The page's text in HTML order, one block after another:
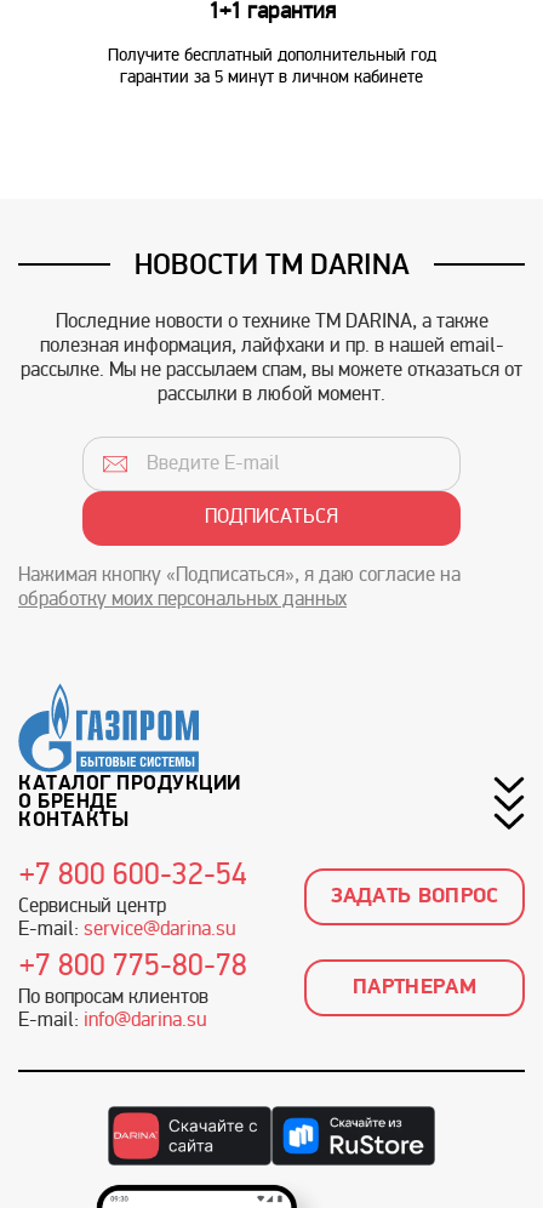
1+1 гарантия
Получите бесплатный дополнительный год
гарантии за 5 минут в личном кабинете
НОВОСТИ TM DARINA
Последние новости о технике TM DARINA, а также
полезная информация, лайфхаки и пр. в нашей email-
рассылке. Мы не рассылаем спам, вы можете отказаться от
рассылки в любой момент.
Нажимая кнопку «Подписаться», я даю согласие на
обработку моих персональных данных
КАТАЛОГ ПРОДУКЦИИ
О БРЕНДЕ
КОНТАКТЫ
+7 800 600-32-54
Сервисный центр
E-mail: service@darina.su
ЗАДАТЬ ВОПРОС
+7 800 775-80-78
По вопросам клиентов
E-mail: info@darina.su
ПАРТНЕРАМ